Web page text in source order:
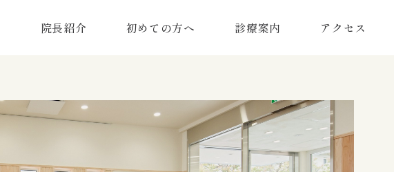
院長紹介 初めての方へ 診療案内 アクセス